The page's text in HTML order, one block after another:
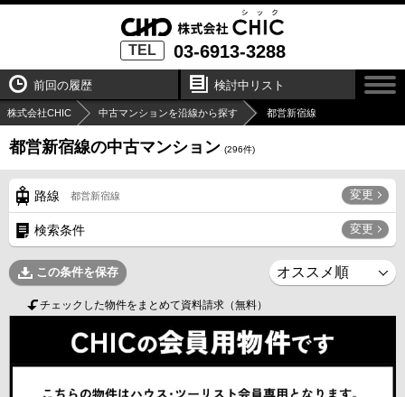
TEL 03-6913-3288
前回の履歴 検討中リスト
株式会社CHIC 中古マンションを沿線から探す 都営新宿線
都営新宿線の中古マンション (296件)
路線 都営新宿線 変更
検索条件 変更
この条件を保存
チェックした物件をまとめて資料請求（無料）